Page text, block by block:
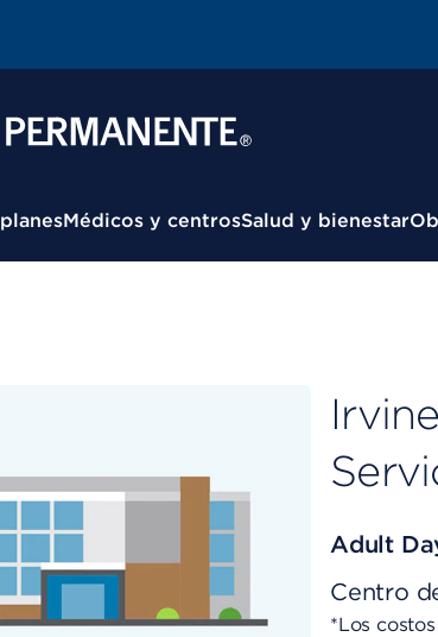
Médicos y centrosSalud y bienestar
Adult
Centro
*Los